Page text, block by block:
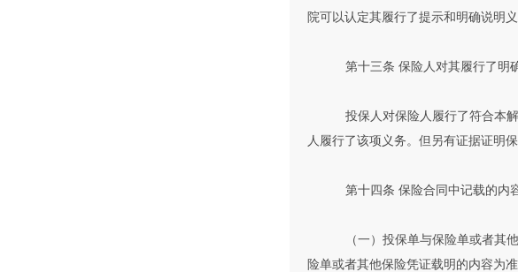
院可以认定其履行了提示和明确说明义
第十三条 保险人对其履行了明
投保人对保险人履行了符合本
人履行了该项义务。但另有证据证明
第十四条 保险合同中记载的内
（一）投保单与保险单或者其
险单或者其他保险凭证载明的内容为准